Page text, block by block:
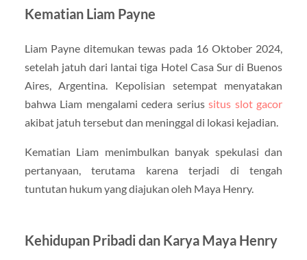
Kematian Liam Payne
Liam Payne ditemukan tewas pada 16 Oktober 2024,
setelah jatuh dari lantai tiga Hotel Casa Sur di Buenos
Aires, Argentina. Kepolisian setempat menyatakan
bahwa Liam mengalami cedera seriussitus slot gacor
akibat jatuh tersebut dan meninggal di lokasi kejadian.
Kematian Liam menimbulkan banyak spekulasi dan
pertanyaan, terutama karena terjadi di tengah
tuntutan hukum yang diajukan oleh Maya Henry.
Kehidupan Pribadi dan Karya Maya Henry